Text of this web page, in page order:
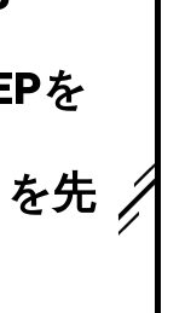
を
を先